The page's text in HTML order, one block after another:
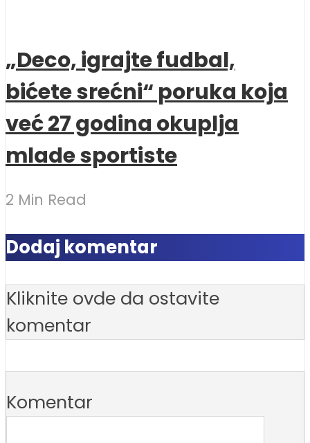
„Deco, igrajte fudbal,
bićete srećni“ poruka koja
već 27 godina okuplja
mlade sportiste
2 Min Read
Dodaj komentar
Kliknite ovde da ostavite
komentar
Komentar